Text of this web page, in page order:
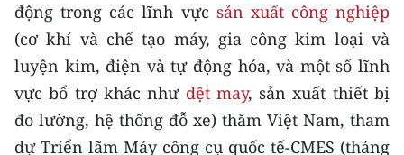
NHÂN DÂN HẰNG THÁNG
MUA BÁO
ĐỌC BÁO IN
động trong các lĩnh vực sản xuất công nghiệp
(cơ khí và chế tạo máy, gia công kim loại và
luyện kim, điện và tự động hóa, và một số lĩnh
vực bổ trợ khác như dệt may, sản xuất thiết bị
đo lường, hệ thống đỗ xe) thăm Việt Nam, tham
dự Triển lãm Máy công cụ quốc tế-CMES (tháng